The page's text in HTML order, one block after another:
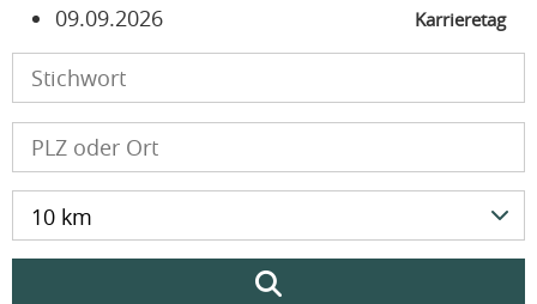
09.09.2026 Karrieretag
10 km